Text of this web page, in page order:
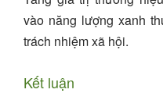
vào năng lượng xanh
trách nhiệm xã hội.
Kết luận